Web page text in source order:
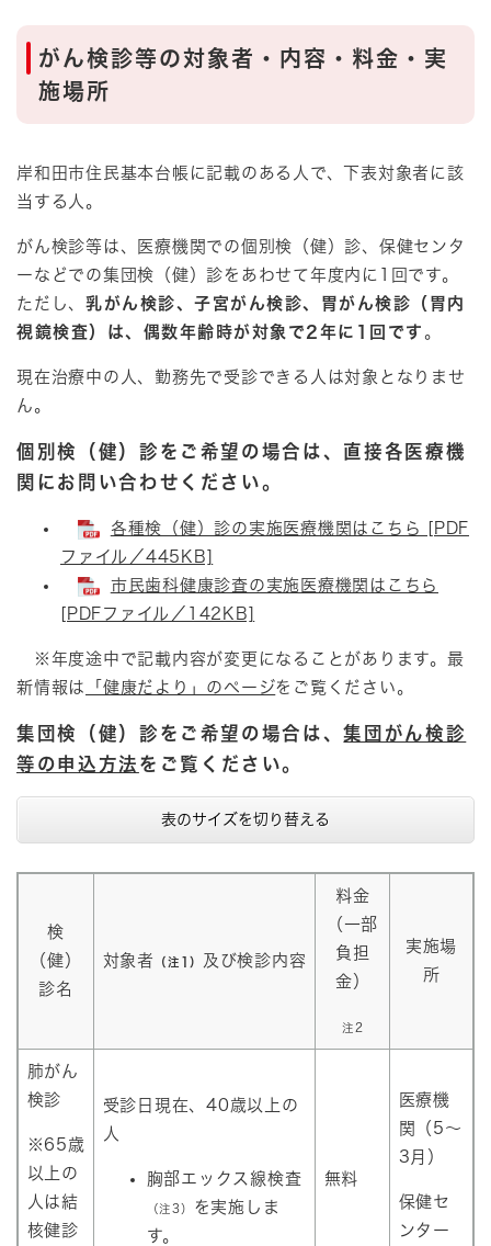
がん検診等の対象者・内容・料金・実
施場所
岸和田市住民基本台帳に記載のある人で、下表対象者に該
当する人。
がん検診等は、医療機関での個別検（健）診、保健センタ
ーなどでの集団検（健）診をあわせて年度内に1回です。
ただし、 乳がん検診、子宮がん検診、胃がん検診（胃内
視鏡検査）は、偶数年齢時が対象で2年に1回です 。
現在治療中の人、勤務先で受診できる人は対象となりませ
ん。
個別検（健）診をご希望の場合は、直接各医療機
関にお問い合わせください。​
各種検（健）診の実施医療機関はこちら [PDF
ファイル／445KB]
市民歯科健康診査の実施医療機関はこちら
[PDFファイル／142KB]​​
※年度途中で記載内容が変更になることがあります。最
新情報は
「健康だより」のページをご覧ください。
集団検（健）診をご希望の場合は、集団がん検診
等の申込方法 をご覧ください。
表のサイズを切り替える
検
（健）
診名
対象者 （注1） 及び検診内容
料金
（一部
負担
金）
注2
実施場
所
肺がん
検診
※65歳
以上の
人は結
核健診
受診日現在、40歳以上の
人
胸部エックス線検査
（注3）
を実施しま
す。
無料
医療機
関（5～
3月）
保健セ
ンター